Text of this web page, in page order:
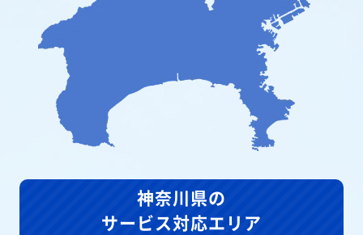
神奈川県の
サービス対応エリア